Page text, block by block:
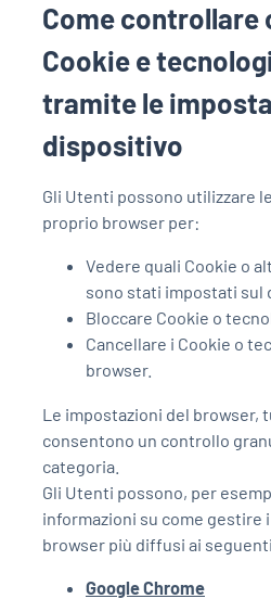
Come controllare
Cookie e
tramite le
dispositivo
Gli Utenti possono utilizzare
proprio browser per:
Vedere quali Cookie o
sono stati impostati sul
Bloccare Cookie o
Cancellare i Cookie o
browser.
Le impostazioni del browser,
consentono un controllo
categoria.
Gli Utenti possono, per
informazioni su come gestire
browser più diffusi ai
Google Chrome